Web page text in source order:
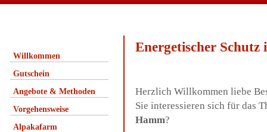
Willkommen
Gutschein
Angebote & Methoden
Vorgehensweise
Alpakafarm
Energetischer
Herzlich Willkommen liebe
Sie interessieren sich für das
Hamm?